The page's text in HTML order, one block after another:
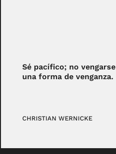
Sé pacífico; no
una forma de venganza.
CHRISTIAN WERNICKE